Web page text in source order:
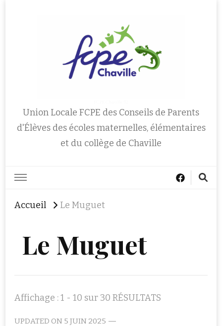
Union Locale FCPE des Conseils de Parents
d'Élèves des écoles maternelles, élémentaires
et du collège de Chaville
Accueil Le Muguet
Le Muguet
Affichage : 1 - 10 sur 30 RÉSULTATS
UPDATED ON 5 JUIN 2025